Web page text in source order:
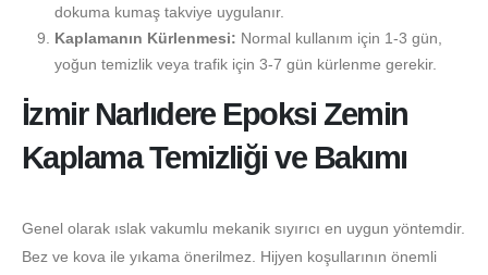
dokuma kumaş takviye uygulanır.
Kaplamanın Kürlenmesi: Normal kullanım için 1-3 gün,
yoğun temizlik veya trafik için 3-7 gün kürlenme gerekir.
İzmir Narlıdere Epoksi Zemin
Kaplama Temizliği ve Bakımı
Genel olarak ıslak vakumlu mekanik sıyırıcı en uygun yöntemdir.
Bez ve kova ile yıkama önerilmez. Hijyen koşullarının önemli